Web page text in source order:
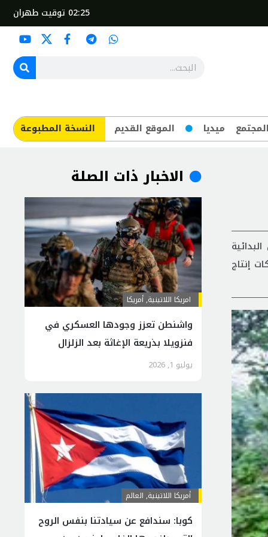
02:25 توقيت طهران
المجتمع ميديا الموقع القديم ​النسخة المطبوعة
إنتاج
الاخبار ذات الصلة
امريكا اللاتينية,أمريكا
واشنطن تعزز وجودها العسكري في
فنزويلا بذريعة الإغاثة بعد الزلزال
يوليو 1, 2026
أمريكا اللاتينية, العالم
كوبا: سندافع عن سيادتنا بنفس الروح